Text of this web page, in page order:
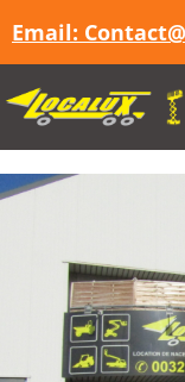
Email: